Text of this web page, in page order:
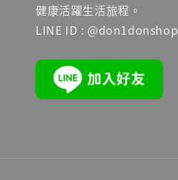
健康活躍生活旅程。
LINE ID : @don1donshop